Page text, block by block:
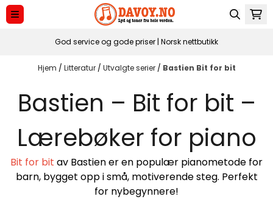
Hopp til innhold
God service og gode priser | Norsk nettbutikk
Hjem / Litteratur / Utvalgte serier / Bastien Bit for bit
Bastien – Bit for bit –
Lærebøker for piano
Bit for bit av Bastien er en populær pianometode for
barn, bygget opp i små, motiverende steg. Perfekt
for nybegynnere!